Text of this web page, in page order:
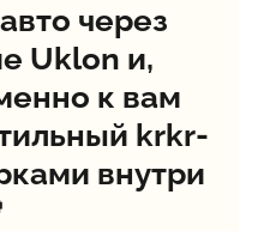
через
Uklon и,
к вам
krkr-
внутри